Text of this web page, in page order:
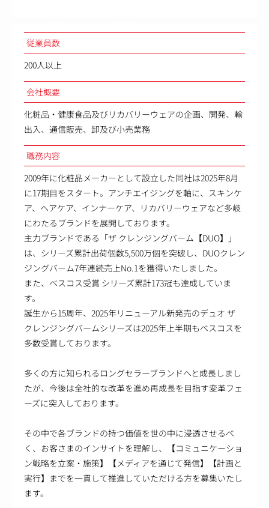
従業員数
200人以上
会社概要
化粧品・健康食品及びリカバリーウェアの企画、開発、輸
出入、通信販売、卸及び小売業務
職務内容
2009年に化粧品メーカーとして設立した同社は2025年8月
に17期目をスタート。アンチエイジングを軸に、スキンケ
ア、ヘアケア、インナーケア、リカバリーウェアなど多岐
にわたるブランドを展開しております。
主力ブランドである「ザ クレンジングバーム【DUO】」
は、シリーズ累計出荷個数5,500万個を突破し、DUOクレン
ジングバーム7年連続売上No.1を獲得いたしました。
また、ベスコス受賞 シリーズ累計173冠も達成していま
す。
誕生から15周年、2025年リニューアル新発売のデュオ ザ
クレンジングバームシリーズは2025年上半期もベスコスを
多数受賞しております。
多くの方に知られるロングセラーブランドへと成長しまし
たが、今後は全社的な改革を進め再成長を目指す変革フェ
ーズに突入しております。
その中で各ブランドの持つ価値を世の中に浸透させるべ
く、お客さまのインサイトを理解し、【コミュニケーショ
ン戦略を立案・施策】【メディアを通じて発信】【計画と
実行】までを一貫して推進していただける方を募集いたし
ます。